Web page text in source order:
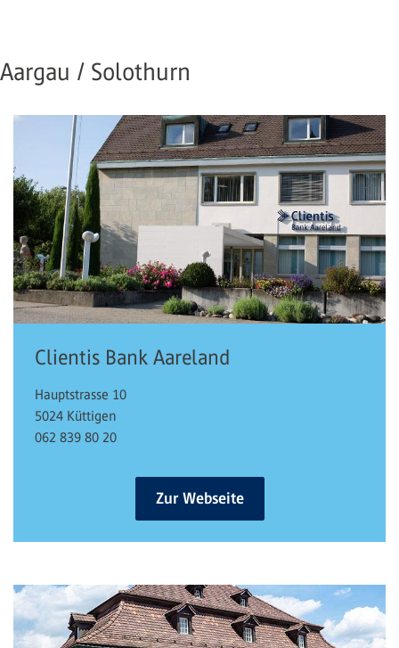
Aargau / Solothurn
Clientis Bank Aareland
Hauptstrasse 10
5024 Küttigen
062 839 80 20
Zur Webseite